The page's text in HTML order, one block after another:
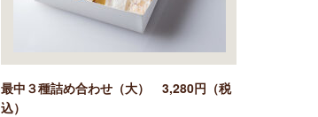
最中３種詰め合わせ（大） 3,280円（税
込）